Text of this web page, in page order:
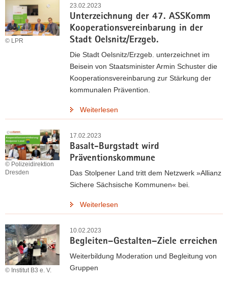
23.02.2023
Unterzeichnung der 47. ASSKomm
Kooperationsvereinbarung in der
Stadt Oelsnitz/Erzgeb.
© LPR
Die Stadt Oelsnitz/Erzgeb. unterzeichnet im
Beisein von Staatsminister Armin Schuster die
Kooperationsvereinbarung zur Stärkung der
kommunalen Prävention.
Weiterlesen
17.02.2023
Basalt-Burgstadt wird
Präventionskommune
© Polizeidirektion
Dresden
Das Stolpener Land tritt dem Netzwerk »Allianz
Sichere Sächsische Kommunen« bei.
Weiterlesen
10.02.2023
Begleiten–Gestalten–Ziele erreichen
© Institut B3 e. V.
Weiterbildung Moderation und Begleitung von
Gruppen